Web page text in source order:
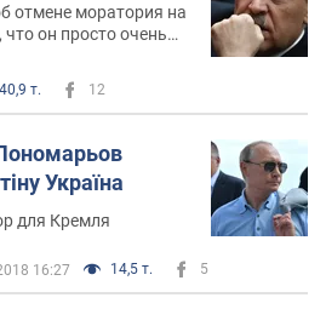
отмене моратория на
он просто очень
40,9 т. 12
Україна
для Кремля
16:27 14,5 т. 5